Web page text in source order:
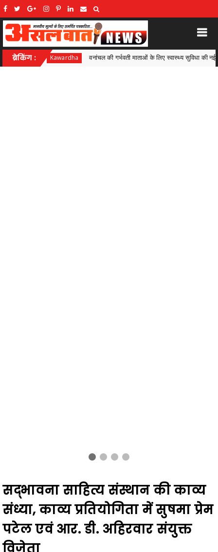
ब्रेकिंग :
गर्भवती माताओं के लिए स्वास्थ्य सुविधा की नई पहल, तरेगांव में 97 महिलाओं की सोनोग्राफी
सद्भावना साहित्य संस्थान की काव्य
संध्या, काव्य प्रतियोगिता में सुषमा प्रेम
पटेल एवं आर. डी. अहिरवार संयुक्त
विजेता
Asal baat